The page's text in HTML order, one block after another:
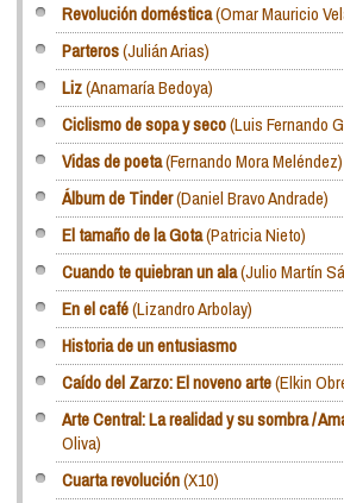
Revolución doméstica(Omar Mauricio
Parteros(Julián Arias)
Liz(Anamaría Bedoya)
Ciclismo de sopa y seco(Luis Fernando
Vidas de poeta(Fernando Mora Meléndez)
Álbum de Tinder(Daniel Bravo Andrade)
El tamaño de la Gota(Patricia Nieto)
Cuando te quiebran un ala(Julio Martín
En el café(Lizandro Arbolay)
Historia de un entusiasmo
Caído del Zarzo: El noveno arte(Elkin
Arte Central: La realidad y su sombra /
Oliva)
Cuarta revolución(X10)